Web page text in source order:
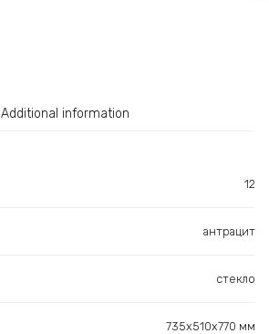
Additional information
12
антрацит
стекло
735х510х770 мм